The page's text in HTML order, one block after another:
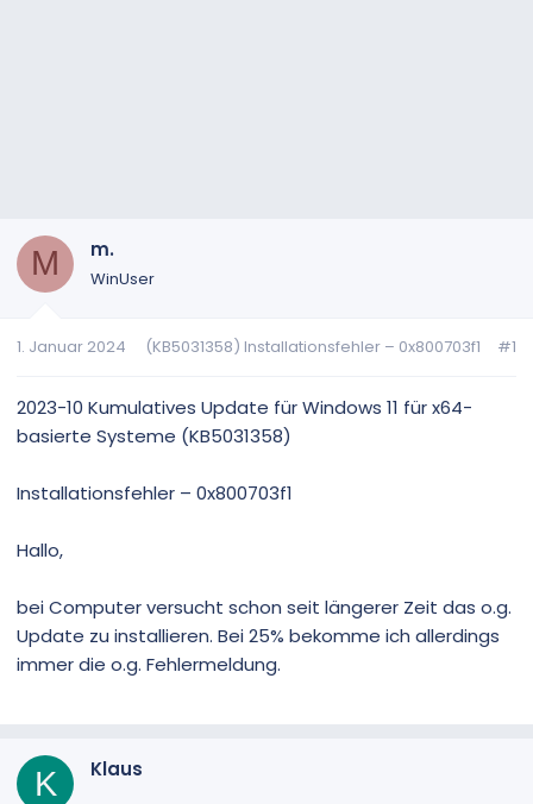
M m.
WinUser
1. Januar 2024 (KB5031358) Installationsfehler – 0x800703f1 #1
2023-10 Kumulatives Update für Windows 11 für x64-
basierte Systeme (KB5031358)
Installationsfehler – 0x800703f1
Hallo,
bei Computer versucht schon seit längerer Zeit das o.g.
Update zu installieren. Bei 25% bekomme ich allerdings
immer die o.g. Fehlermeldung.
K Klaus